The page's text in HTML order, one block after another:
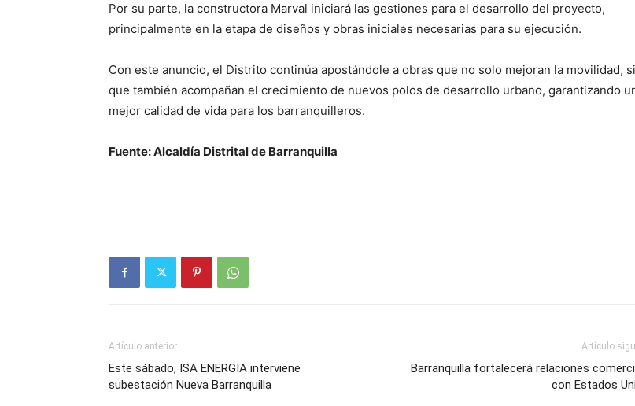
Por su parte, la constructora Marval iniciará las gestiones para el desarrollo del proyecto,
principalmente en la etapa de diseños y obras iniciales necesarias para su ejecución.
Con este anuncio, el Distrito continúa apostándole a obras que no solo mejoran la movilidad,
que también acompañan el crecimiento de nuevos polos de desarrollo urbano, garantizando
mejor calidad de vida para los barranquilleros.
Fuente: Alcaldía Distrital de Barranquilla
Artículo anterior
Este sábado, ISA ENERGIA interviene
subestación Nueva Barranquilla
Artículo
Barranquilla fortalecerá relaciones
con Estados